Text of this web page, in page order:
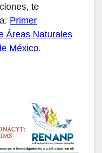
te
Primer
Áreas Naturales
México.